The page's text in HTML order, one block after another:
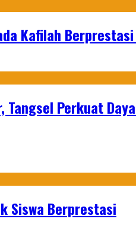
Kafilah
Perkuat
Siswa Berprestasi